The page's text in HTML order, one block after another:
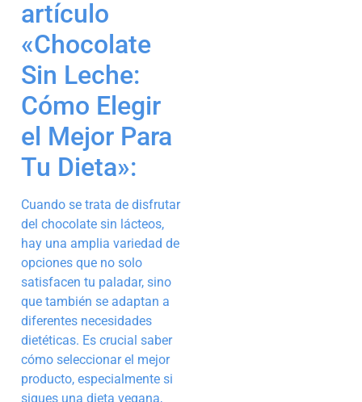
artículo
«Chocolate
Sin Leche:
Cómo Elegir
el Mejor Para
Tu Dieta»:
Cuando se trata de disfrutar
del chocolate sin lácteos,
hay una amplia variedad de
opciones que no solo
satisfacen tu paladar, sino
que también se adaptan a
diferentes necesidades
dietéticas. Es crucial saber
cómo seleccionar el mejor
producto, especialmente si
sigues una dieta vegana,